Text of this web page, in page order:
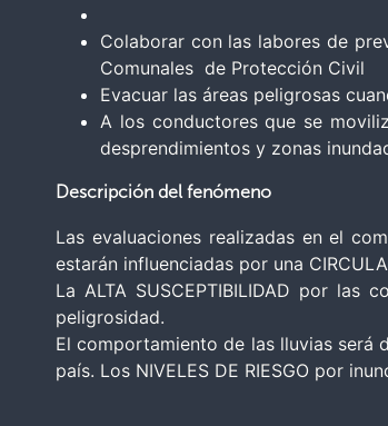
Colaborar con las labores de
Comunales de Protección Civil
Evacuar las áreas peligrosas
A los conductores que se
desprendimientos y zonas
Descripción del fenómeno
Las evaluaciones realizadas en el
estarán influenciadas por una
La ALTA SUSCEPTIBILIDAD por las
peligrosidad.
El comportamiento de las lluvias será
país. Los NIVELES DE RIESGO por